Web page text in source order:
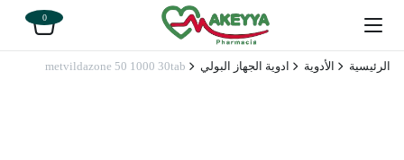
0
الرئيسية الأدوية ادوية الجهاز البولي metvildazone 50 1000 30tab